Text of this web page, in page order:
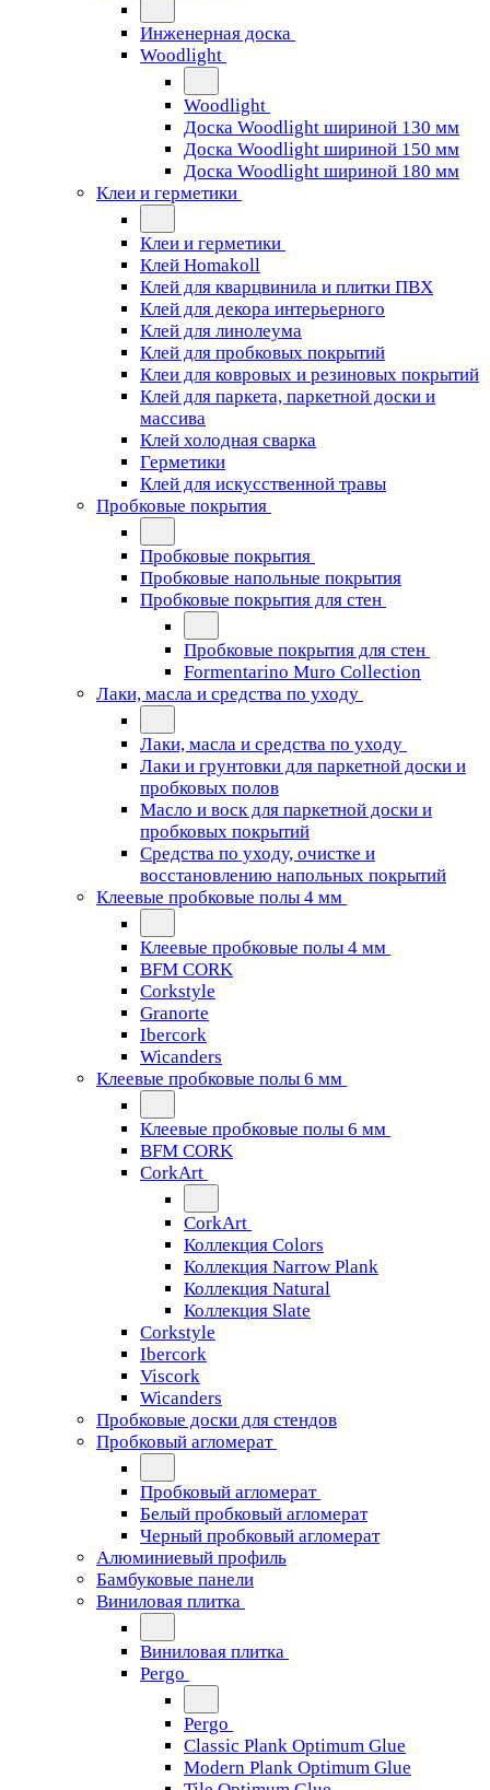
Инженерная доска
Woodlight
Woodlight
Доска Woodlight шириной 130 мм
Доска Woodlight шириной 150 мм
Доска Woodlight шириной 180 мм
Клеи и герметики
Клеи и герметики
Клей Homakoll
Клей для кварцвинила и плитки ПВХ
Клей для декора интерьерного
Клей для линолеума
Клей для пробковых покрытий
Клеи для ковровых и резиновых покрытий
Клей для паркета, паркетной доски и
массива
Клей холодная сварка
Герметики
Клей для искусственной травы
Пробковые покрытия
Пробковые покрытия
Пробковые напольные покрытия
Пробковые покрытия для стен
Пробковые покрытия для стен
Formentarino Muro Collection
Лаки, масла и средства по уходу
Лаки, масла и средства по уходу
Лаки и грунтовки для паркетной доски и
пробковых полов
Масло и воск для паркетной доски и
пробковых покрытий
Средства по уходу, очистке и
восстановлению напольных покрытий
Клеевые пробковые полы 4 мм
Клеевые пробковые полы 4 мм
BFM CORK
Corkstyle
Granorte
Ibercork
Wicanders
Клеевые пробковые полы 6 мм
Клеевые пробковые полы 6 мм
BFM CORK
CorkArt
CorkArt
Коллекция Colors
Коллекция Narrow Plank
Коллекция Natural
Коллекция Slate
Corkstyle
Ibercork
Viscork
Wicanders
Пробковые доски для стендов
Пробковый агломерат
Пробковый агломерат
Белый пробковый агломерат
Черный пробковый агломерат
Алюминиевый профиль
Бамбуковые панели
Виниловая плитка
Виниловая плитка
Pergo
Pergo
Classic Plank Optimum Glue
Modern Plank Optimum Glue